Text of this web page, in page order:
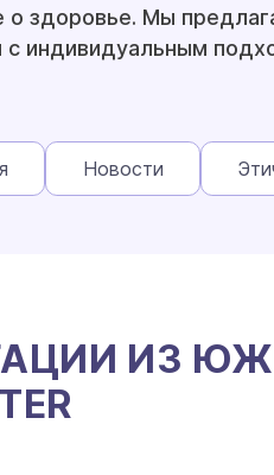
о здоровье. Мы
с индивидуальным
Новости
ИЗ